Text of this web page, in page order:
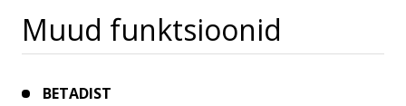
Muud funktsioonid
BETADIST